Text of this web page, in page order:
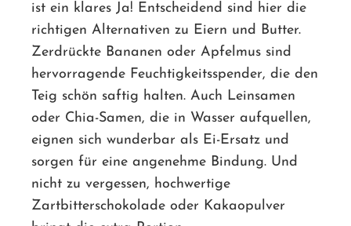
ist ein klares Ja! Entscheidend sind hier die
richtigen Alternativen zu Eiern und Butter.
Zerdrückte Bananen oder Apfelmus sind
hervorragende Feuchtigkeitsspender, die den
Teig schön saftig halten. Auch Leinsamen
oder Chia-Samen, die in Wasser aufquellen,
eignen sich wunderbar als Ei-Ersatz und
sorgen für eine angenehme Bindung. Und
nicht zu vergessen, hochwertige
Zartbitterschokolade oder Kakaopulver